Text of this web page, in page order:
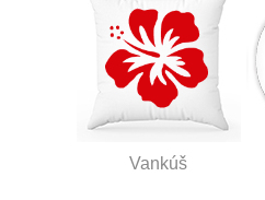
Vankúš